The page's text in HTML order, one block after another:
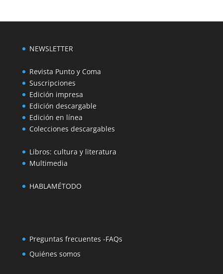
NEWSLETTER
Revista Punto y Coma
Suscripciones
Edición impresa
Edición descargable
Edición en línea
Colecciones descargables
Libros: cultura y literatura
Multimedia
HABLAMÉTODO
Preguntas frecuentes -FAQs
Quiénes somos